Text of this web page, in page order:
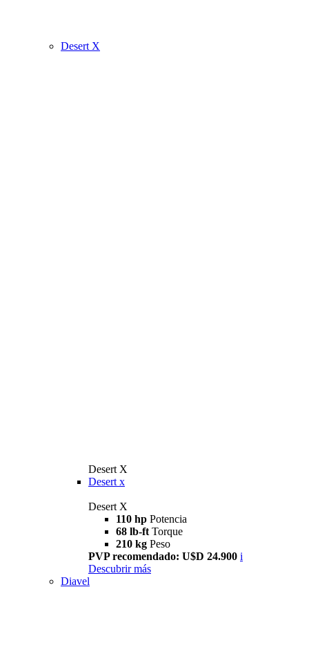
Desert X
Desert X
Desert x
Desert X
110 hp Potencia
68 lb-ft Torque
210 kg Peso
PVP recomendado: U$D 24.900 i
Descubrir más
Diavel